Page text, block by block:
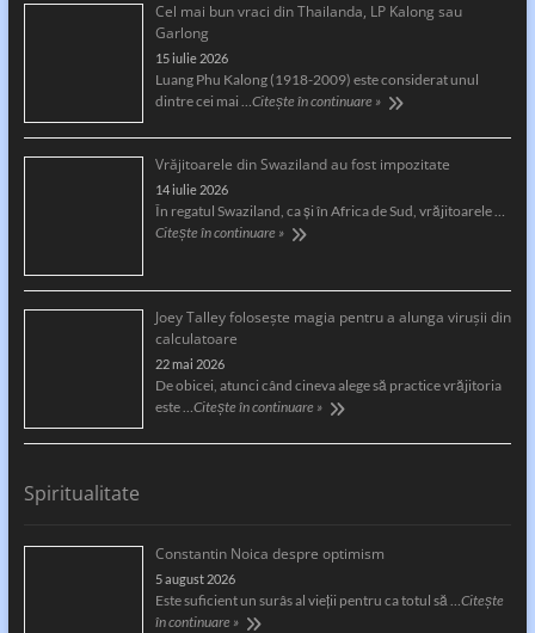
Cel mai bun vraci din Thailanda, LP Kalong sau
Garlong
15 iulie 2026
Luang Phu Kalong (1918-2009) este considerat unul
dintre cei mai …Citește în continuare »
Vrăjitoarele din Swaziland au fost impozitate
14 iulie 2026
În regatul Swaziland, ca și în Africa de Sud, vrăjitoarele …
Citește în continuare »
Joey Talley foloseşte magia pentru a alunga viruşii din
calculatoare
22 mai 2026
De obicei, atunci când cineva alege să practice vrăjitoria
este …Citește în continuare »
Spiritualitate
Constantin Noica despre optimism
5 august 2026
Este suficient un surâs al vieţii pentru ca totul să …Citește
în continuare »